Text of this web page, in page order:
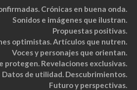
Crónicas en buena onda.
Sonidos e imágenes que ilustran.
Propuestas positivas.
optimistas. Artículos que nutren.
Voces y personajes que orientan.
protegen. Revelaciones exclusivas.
Datos de utilidad. Descubrimientos.
Futuro y perspectivas.